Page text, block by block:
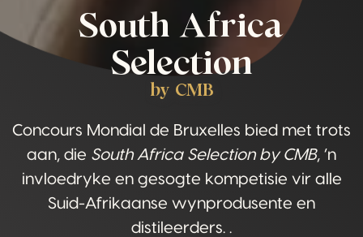
South Africa
Selection
by CMB
Concours Mondial de Bruxelles bied met trots
aan, die South Africa Selection by CMB, ‘n
invloedryke en gesogte kompetisie vir alle
Suid-Afrikaanse wynprodusente en
distileerders. .